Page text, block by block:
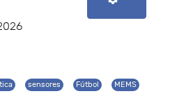
sensores Fútbol
MEMS